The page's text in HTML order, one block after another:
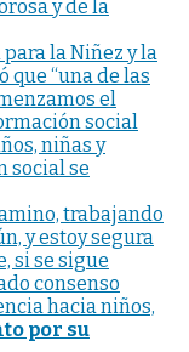
y de la
la Niñez y la
que “una de las
el
social
niñas y
social se
trabajando
y estoy segura
si se sigue
consenso
hacia niños,
por su